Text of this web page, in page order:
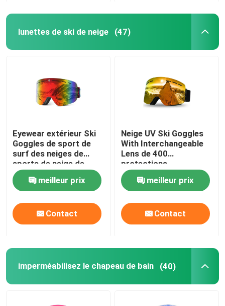
lunettes de ski de neige (47)
Eyewear extérieur Ski
Goggles de sport de
surf des neiges de
sports de neige de
doubles couches de
miroir d'hiver fait sur
commande
antibrouillard de haute
qualité de lentille
meilleur prix
Contact
Neige UV Ski Goggles
With Interchangeable
Lens de 400
protections
meilleur prix
Contact
imperméabilisez le chapeau de bain (40)